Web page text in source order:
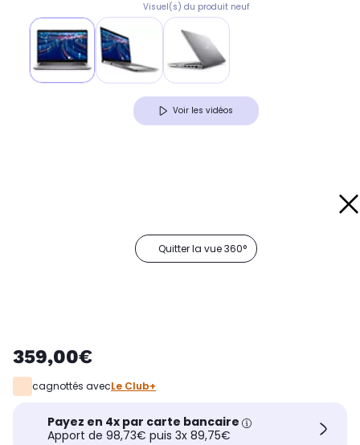
Visuel(s) du produit neuf
Voir les vidéos
Quitter la vue 360°
359,00€
cagnottés avecLe Club+
Payez en 4x par carte bancaire
Apport de 98,73€ puis 3x 89,75€